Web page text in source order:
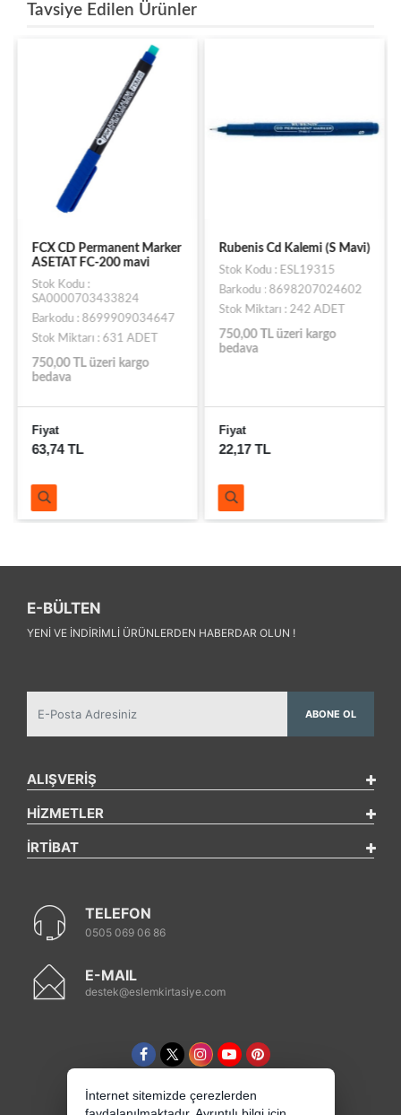
Tavsiye Edilen Ürünler
FCX CD Permanent Marker
ASETAT FC-200 mavi
Stok Kodu :
SA0000703433824
Barkodu : 8699909034647
Stok Miktarı : 631 ADET
750,00 TL üzeri kargo
bedava
Fiyat
63,74 TL
Rubenis Cd Kalemi (S Mavi)
Stok Kodu : ESL19315
Barkodu : 8698207024602
Stok Miktarı : 242 ADET
750,00 TL üzeri kargo
bedava
Fiyat
22,17 TL
E-BÜLTEN
YENI VE INDIRIMLI ÜRÜNLERDEN HABERDAR OLUN !
ABONE OL
ALIŞVERİŞ
HİZMETLER
İRTİBAT
TELEFON
0505 069 06 86
E-MAIL
destek@eslemkirtasiye.com
İnternet sitemizde çerezlerden